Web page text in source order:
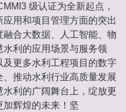
级认证为全新起点，
用和项目管理方面的突出
合大数据、人工智能、物
利的应用场景与服务领
更多水利工程项目的数字
推动水利行业高质量发展
利的广阔舞台上，绽放更
加辉煌的未来！坚